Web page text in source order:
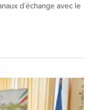
d’échange avec le